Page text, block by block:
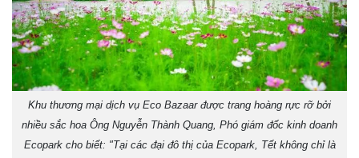
Khu thương mại dịch vụ Eco Bazaar được trang hoàng rực rỡ bởi
nhiều sắc hoa Ông Nguyễn Thành Quang, Phó giám đốc kinh doanh
Ecopark cho biết: "Tại các đại đô thị của Ecopark, Tết không chỉ là